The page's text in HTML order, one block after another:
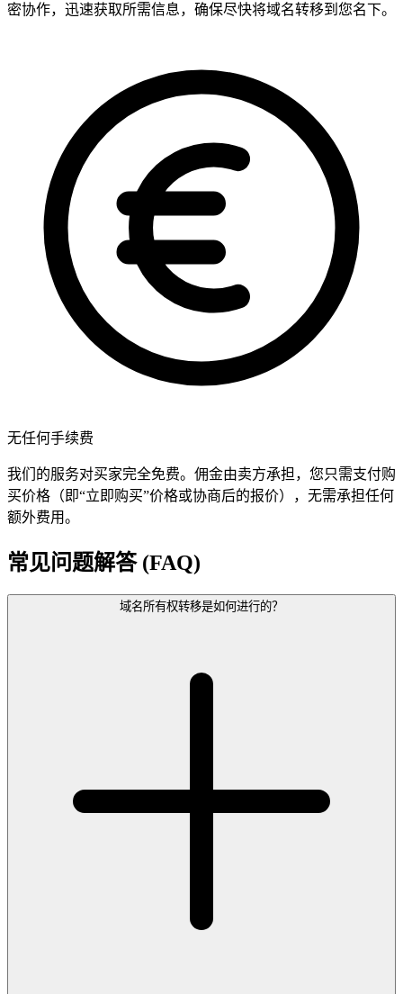
密协作，迅速获取所需信息，确保尽快将域名转移到您名下。
无任何手续费
我们的服务对买家完全免费。佣金由卖方承担，您只需支付购
买价格（即“立即购买”价格或协商后的报价），无需承担任何
额外费用。
常见问题解答 (FAQ)
域名所有权转移是如何进行的？